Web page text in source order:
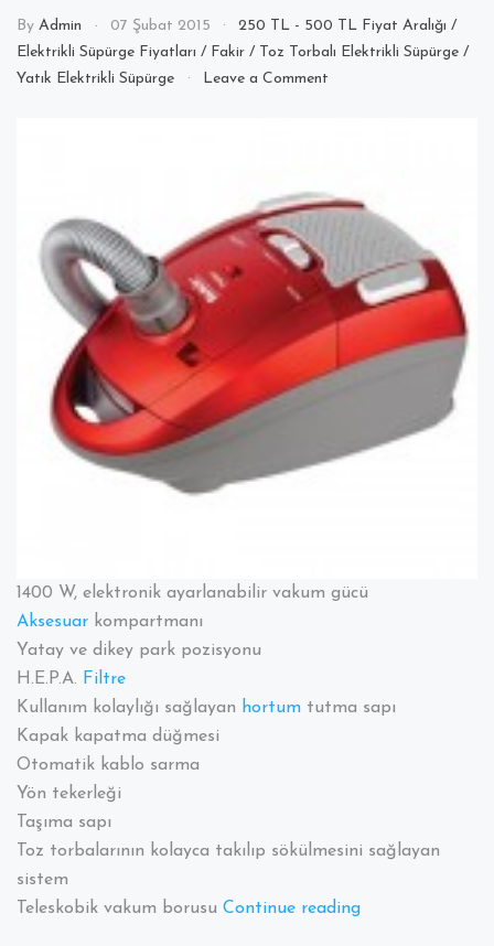
By Admin 07 Şubat 2015 250 TL - 500 TL Fiyat Aralığı /
Elektrikli Süpürge Fiyatları / Fakir / Toz Torbalı Elektrikli Süpürge /
Yatık Elektrikli Süpürge
Leave a Commenton
Aksesuarları
1400 W, elektronik ayarlanabilir vakum gücü
Aksesuar kompartmanı
Yatay ve dikey park pozisyonu
H.E.P.A. Filtre
Kullanım kolaylığı sağlayan hortum tutma sapı
Kapak kapatma düğmesi
Otomatik kablo sarma
Yön tekerleği
Taşıma sapı
Toz torbalarının kolayca takılıp sökülmesini sağlayan
sistem
Teleskobik vakum borusu Continue reading“Fakir